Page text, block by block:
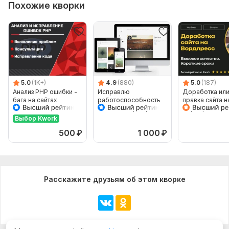
Похожие кворки
5.0 (1K+)
Анализ PHP ошибки -
бага на сайтах
Выбор Kwork
500 ₽
4.9 (880)
Исправлю
работоспособность
сайта на ВордПресс
1 000 ₽
5.0 (187)
Доработка или
правка сайта
Вордпресс
Расскажите друзьям об этом кворке